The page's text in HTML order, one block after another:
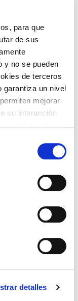
para que
de sus
y no se pueden
de terceros
garantiza un nivel
mejorar
su interacción
partners de
o que hayan
de sus
detalles
Entradas: 18 €